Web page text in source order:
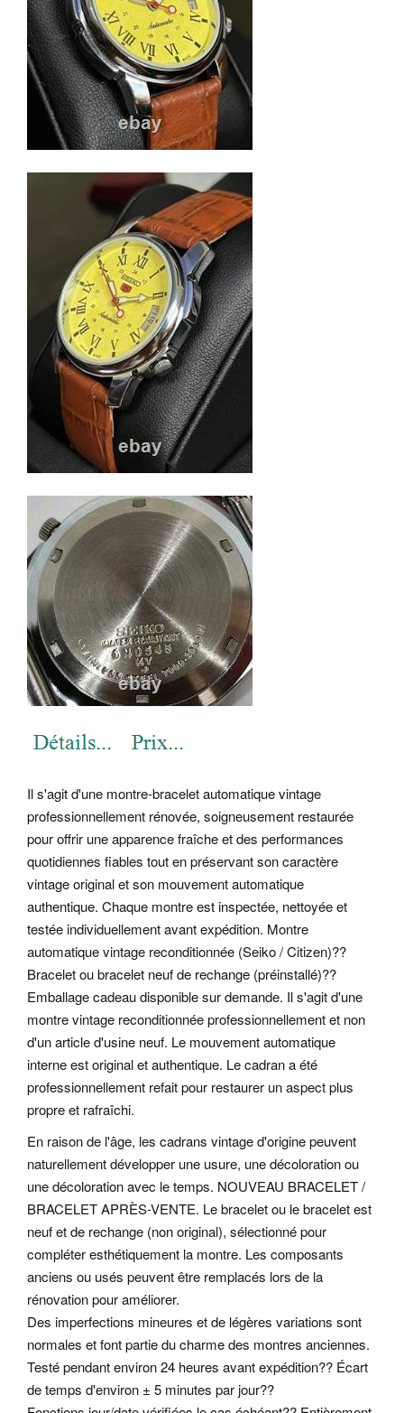
Il s'agit d'une montre-bracelet automatique vintage
professionnellement rénovée, soigneusement restaurée
pour offrir une apparence fraîche et des performances
quotidiennes fiables tout en préservant son caractère
vintage original et son mouvement automatique
authentique. Chaque montre est inspectée, nettoyée et
testée individuellement avant expédition. Montre
automatique vintage reconditionnée (Seiko / Citizen)??
Bracelet ou bracelet neuf de rechange (préinstallé)??
Emballage cadeau disponible sur demande. Il s'agit d'une
montre vintage reconditionnée professionnellement et non
d'un article d'usine neuf. Le mouvement automatique
interne est original et authentique. Le cadran a été
professionnellement refait pour restaurer un aspect plus
propre et rafraîchi.
En raison de l'âge, les cadrans vintage d'origine peuvent
naturellement développer une usure, une décoloration ou
une décoloration avec le temps. NOUVEAU BRACELET /
BRACELET APRÈS-VENTE. Le bracelet ou le bracelet est
neuf et de rechange (non original), sélectionné pour
compléter esthétiquement la montre. Les composants
anciens ou usés peuvent être remplacés lors de la
rénovation pour améliorer.
Des imperfections mineures et de légères variations sont
normales et font partie du charme des montres anciennes.
Testé pendant environ 24 heures avant expédition?? Écart
de temps d'environ ± 5 minutes par jour??